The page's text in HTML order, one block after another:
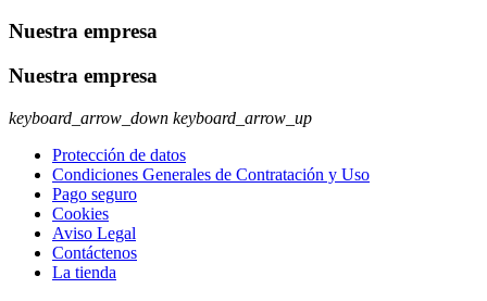
Nuestra empresa
Nuestra empresa
keyboard_arrow_down keyboard_arrow_up
Protección de datos
Condiciones Generales de Contratación y Uso
Pago seguro
Cookies
Aviso Legal
Contáctenos
La tienda